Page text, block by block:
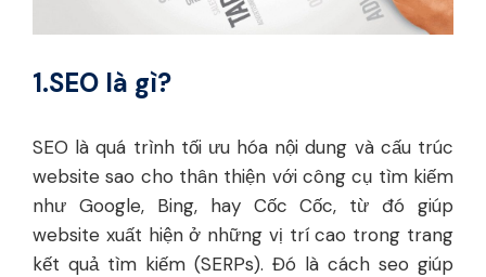
1.SEO là gì?
SEO là quá trình tối ưu hóa nội dung và cấu trúc
website sao cho thân thiện với công cụ tìm kiếm
như Google, Bing, hay Cốc Cốc, từ đó giúp
website xuất hiện ở những vị trí cao trong trang
kết quả tìm kiếm (SERPs). Đó là cách seo giúp